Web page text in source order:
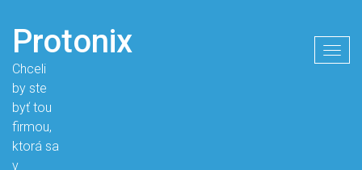
Protonix
Chceli
by ste
byť tou
firmou,
ktorá sa
v